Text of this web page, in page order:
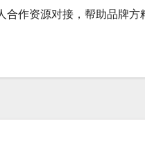
合作资源对接，帮助品牌